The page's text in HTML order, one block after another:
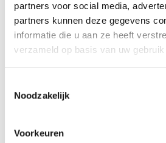
partners voor social media,
partners kunnen deze gegevens
informatie die u aan ze heeft
verzameld op basis van uw
Noodzakelijk
Voorkeuren